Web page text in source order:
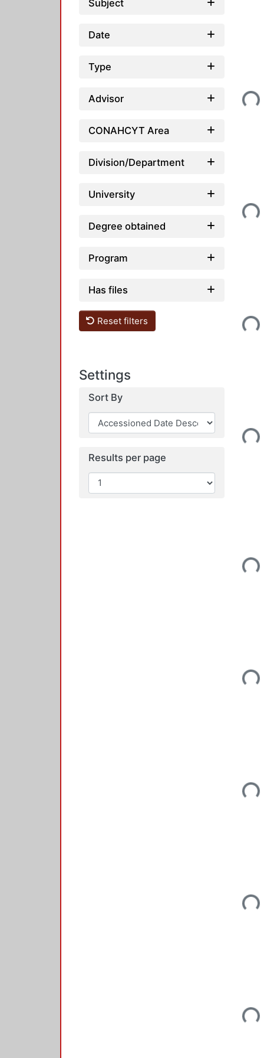
Subject
Date
Type
Advisor
CONAHCYT Area
Division/Department
University
Degree obtained
Program
Has files
Reset filters
Settings
Sort By
Results per page
Loading...
Loading...
Loading...
Loading...
Loading...
Loading...
Loading...
Loading...
Loading...